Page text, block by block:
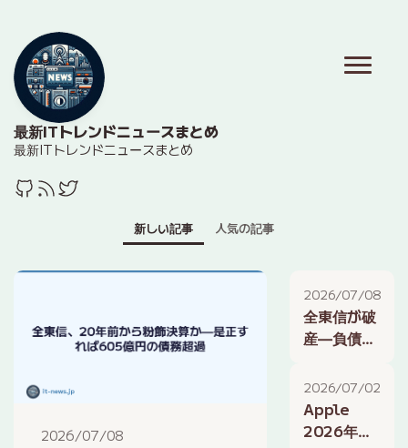
最新ITトレンドニュースまとめ
最新ITトレンドニュースまとめ
新しい記事 人気の記事
2026/07/08
2026/07/08
全東信が破
産—負債
円、飲食店
と地銀に波
及する影響
2026/07/02
Apple
2026年夏